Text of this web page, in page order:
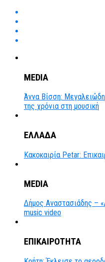
MEDIA
Άννα Βίσση:
της χρόνια στη μουσική
ΕΛΛΑΔΑ
Κακοκαιρία Petar:
MEDIA
Δήμος Αναστασιάδης –
music video
ΕΠΙΚΑΙΡΟΤΗΤΑ